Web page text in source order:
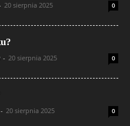
20 sierpnia 2025 0
- 20 sierpnia 2025 0
- 20 sierpnia 2025 0